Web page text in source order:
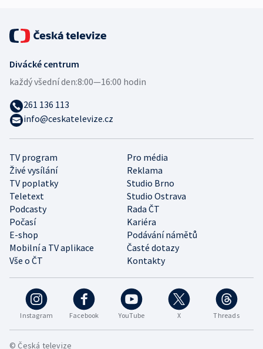
Instagram Facebook YouTube X Threads
TV program
Pro média
Živé vysílání
Reklama
TV poplatky
Studio Brno
Teletext
Studio Ostrava
Podcasty
Rada ČT
Počasí
Kariéra
E-shop
Podávání námětů
Mobilní a TV aplikace
Časté dotazy
Vše o ČT
Kontakty
Divácké centrum
každý všední den:8:00—16:00 hodin
261 136 113
info@ceskatelevize.cz
© Česká televize